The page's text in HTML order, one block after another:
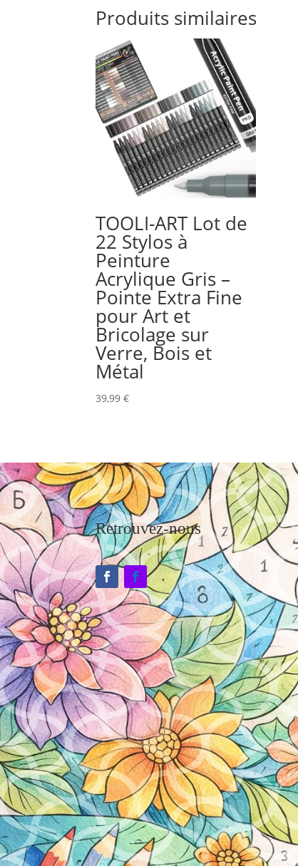
Produits similaires
TOOLI-ART Lot de
22 Stylos à
Peinture
Acrylique Gris –
Pointe Extra Fine
pour Art et
Bricolage sur
Verre, Bois et
Métal
39,99€
Retrouvez-nous